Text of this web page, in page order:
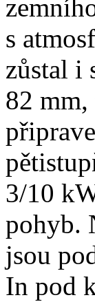
s
zůstal i
82
3/10
pohyb.
jsou
In pod